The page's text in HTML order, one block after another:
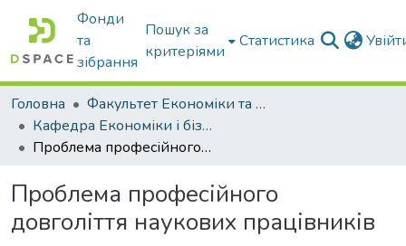
Фонди
та
зібрання
Пошук за
критеріями
Статистика
Головна
Факультет Економіки та бізнесу
Кафедра Економіки і бізнесу
Проблема професійного довголіття наукових працівників
Проблема професійного
довголіття наукових працівників